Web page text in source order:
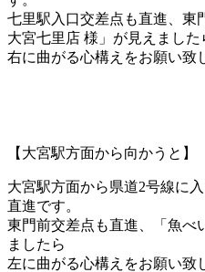
七里駅入口交差点も直進、東
大宮七里店 様」が見えました
右に曲がる心構えをお願い致
【大宮駅方面から向かうと】
大宮駅方面から県道2号線に
直進です。
東門前交差点も直進、「魚べ
ましたら
左に曲がる心構えをお願い致